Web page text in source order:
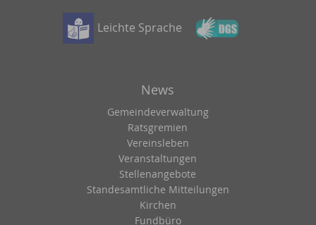
Leichte Sprache
News
Gemeindeverwaltung
Ratsgremien
Vereinsleben
Veranstaltungen
Stellenangebote
Standesamtliche Mitteilungen
Kirchen
Fundbüro